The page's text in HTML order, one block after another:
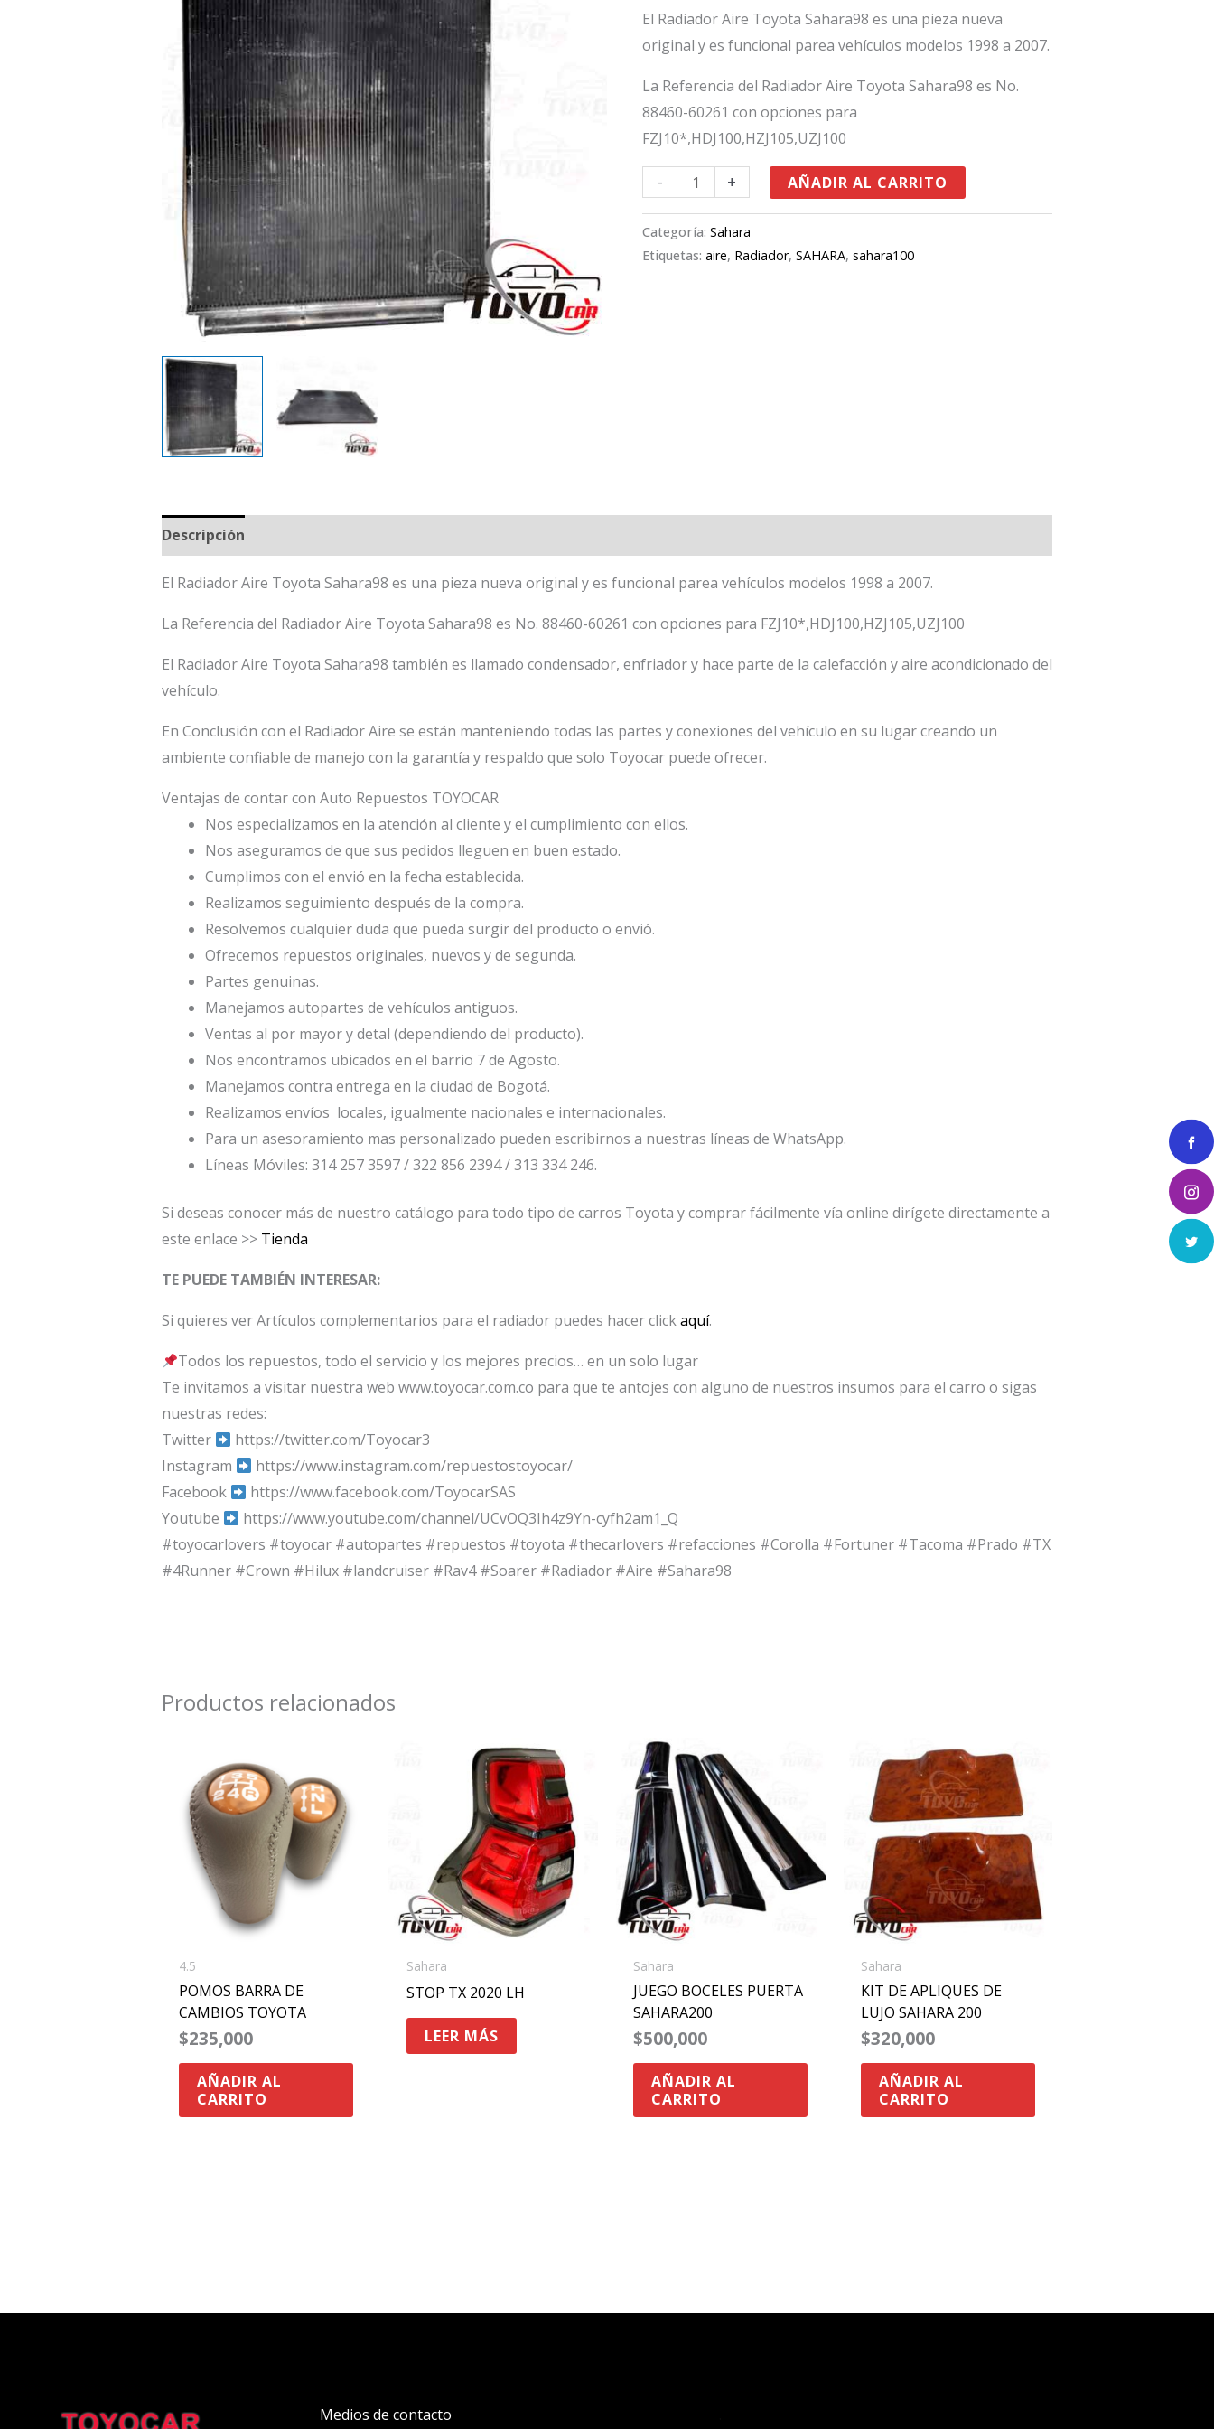
El Radiador Aire Toyota Sahara98 es una pieza nueva
original y es funcional parea vehículos modelos 1998 a 2007.
La Referencia del Radiador Aire Toyota Sahara98 es No.
88460-60261 con opciones para
FZJ10*,HDJ100,HZJ105,UZJ100
-
cantidad
+ AÑADIR AL CARRITO
Categoría:Sahara
Etiquetas:aire, Radiador,SAHARA,sahara100
Descripción
El Radiador Aire Toyota Sahara98 es una pieza nueva original y es funcional parea vehículos modelos 1998 a 2007.
La Referencia del Radiador Aire Toyota Sahara98 es No. 88460-60261 con opciones para FZJ10*,HDJ100,HZJ105,UZJ100
El Radiador Aire Toyota Sahara98 también es llamado condensador, enfriador y hace parte de la calefacción y aire acondicionado del
vehículo.
En Conclusión con el Radiador Aire se están manteniendo todas las partes y conexiones del vehículo en su lugar creando un
ambiente confiable de manejo con la garantía y respaldo que solo Toyocar puede ofrecer.
Ventajas de contar con Auto Repuestos TOYOCAR
Nos especializamos en la atención al cliente y el cumplimiento con ellos.
Nos aseguramos de que sus pedidos lleguen en buen estado.
Cumplimos con el envió en la fecha establecida.
Realizamos seguimiento después de la compra.
Resolvemos cualquier duda que pueda surgir del producto o envió.
Ofrecemos repuestos originales, nuevos y de segunda.
Partes genuinas.
Manejamos autopartes de vehículos antiguos.
Ventas al por mayor y detal (dependiendo del producto).
Nos encontramos ubicados en el barrio 7 de Agosto.
Manejamos contra entrega en la ciudad de Bogotá.
Realizamos envíos locales, igualmente nacionales e internacionales.
Para un asesoramiento mas personalizado pueden escribirnos a nuestras líneas de WhatsApp.
Líneas Móviles: 314 257 3597 / 322 856 2394 / 313 334 246.
Si deseas conocer más de nuestro catálogo para todo tipo de carros Toyota y comprar fácilmente vía online dirígete directamente a
este enlace >> Tienda
TE PUEDE TAMBIÉN INTERESAR:
Si quieres ver Artículos complementarios para el radiador puedes hacer clickaquí.
Todos los repuestos, todo el servicio y los mejores precios… en un solo lugar
Te invitamos a visitar nuestra web www.toyocar.com.co para que te antojes con alguno de nuestros insumos para el carro o sigas
nuestras redes:
Twitter
https://twitter.com/Toyocar3
Instagram
https://www.instagram.com/repuestostoyocar/
Facebook
https://www.facebook.com/ToyocarSAS
Youtube
https://www.youtube.com/channel/UCvOQ3Ih4z9Yn-cyfh2am1_Q
#toyocarlovers #toyocar #autopartes #repuestos #toyota #thecarlovers #refacciones #Corolla #Fortuner #Tacoma #Prado #TX
#4Runner #Crown #Hilux #landcruiser #Rav4 #Soarer #Radiador #Aire #Sahara98
Productos relacionados
4.5
POMOS BARRA DE
CAMBIOS TOYOTA
$235,000
AÑADIR AL
CARRITO
Sahara
STOP TX 2020 LH
LEER MÁS
Sahara
JUEGO BOCELES PUERTA
SAHARA200
$500,000
AÑADIR AL
CARRITO
Sahara
KIT DE APLIQUES DE
LUJO SAHARA 200
$320,000
AÑADIR AL
CARRITO
Medios de contacto